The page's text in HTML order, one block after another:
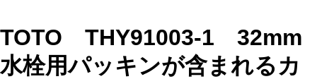
TOTO THY91003-1 32mm
水栓用パッキンが含まれるカ